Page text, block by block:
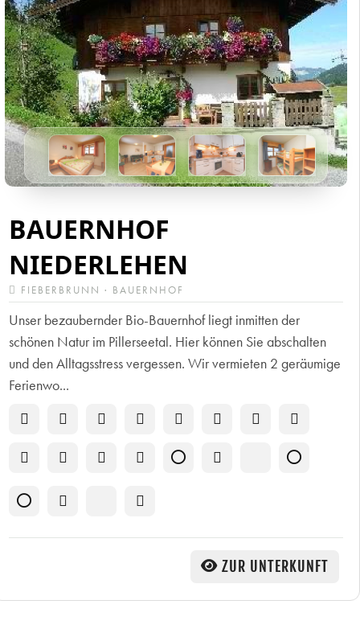
BAUERNHOF
NIEDERLEHEN
FIEBERBRUNN · BAUERNHOF
Unser bezaubernder Bio-Bauernhof liegt inmitten der
schönen Natur im Pillerseetal. Hier können Sie abschalten
und den Alltagsstress vergessen. Wir vermieten 2 geräumige
Ferienwo...
ZUR UNTERKUNFT